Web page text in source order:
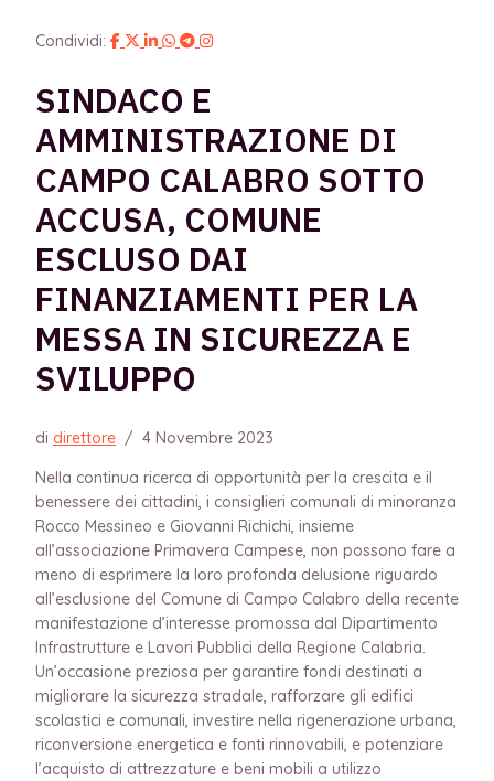
Condividi:
SINDACO E
AMMINISTRAZIONE DI
CAMPO CALABRO SOTTO
ACCUSA, COMUNE
ESCLUSO DAI
FINANZIAMENTI PER LA
MESSA IN SICUREZZA E
SVILUPPO
di direttore / 4 Novembre 2023
Nella continua ricerca di opportunità per la crescita e il
benessere dei cittadini, i consiglieri comunali di minoranza
Rocco Messineo e Giovanni Richichi, insieme
all’associazione Primavera Campese, non possono fare a
meno di esprimere la loro profonda delusione riguardo
all’esclusione del Comune di Campo Calabro della recente
manifestazione d’interesse promossa dal Dipartimento
Infrastrutture e Lavori Pubblici della Regione Calabria.
Un’occasione preziosa per garantire fondi destinati a
migliorare la sicurezza stradale, rafforzare gli edifici
scolastici e comunali, investire nella rigenerazione urbana,
riconversione energetica e fonti rinnovabili, e potenziare
l’acquisto di attrezzature e beni mobili a utilizzo